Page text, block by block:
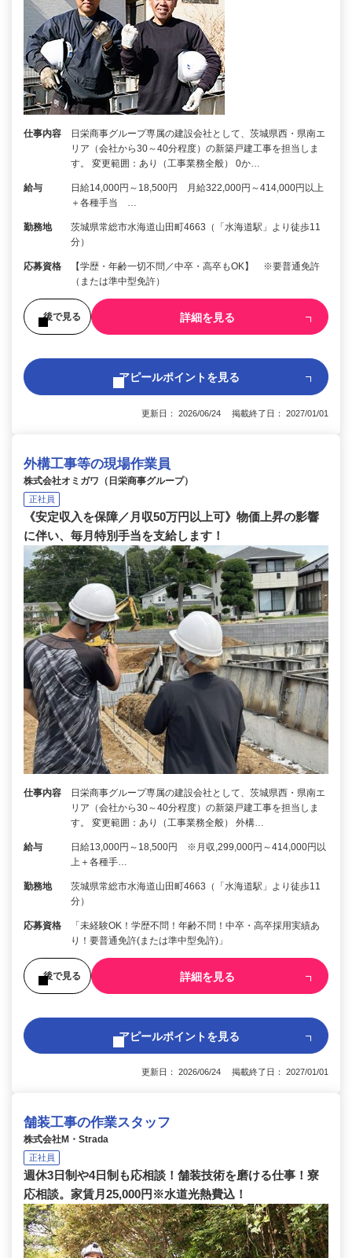
仕事内容
日栄商事グループ専属の建設会社として、茨城県西・県南エ
リア（会社から30～40分程度）の新築戸建工事を担当しま
す。 変更範囲：あり（工事業務全般） 0か…
給与
日給14,000円～18,500円 月給322,000円～414,000円以上
＋各種手当 …
勤務地
茨城県常総市水海道山田町4663（「水海道駅」より徒歩11
分）
応募資格
【学歴・年齢一切不問／中卒・高卒もOK】 ※要普通免許
（または準中型免許）
後で見る 詳細を見る
アピールポイントを見る
更新日： 2026/06/24 掲載終了日： 2027/01/01
外構工事等の現場作業員
株式会社オミガワ（日栄商事グループ）
正社員
《安定収入を保障／月収50万円以上可》物価上昇の影響
に伴い、毎月特別手当を支給します！
仕事内容
日栄商事グループ専属の建設会社として、茨城県西・県南エ
リア（会社から30～40分程度）の新築戸建工事を担当しま
す。 変更範囲：あり（工事業務全般） 外構…
給与
日給13,000円～18,500円 ※月収,299,000円～414,000円以
上＋各種手…
勤務地
茨城県常総市水海道山田町4663（「水海道駅」より徒歩11
分）
応募資格
「未経験OK！学歴不問！年齢不問！中卒・高卒採用実績あ
り！要普通免許(または準中型免許)」
後で見る 詳細を見る
アピールポイントを見る
更新日： 2026/06/24 掲載終了日： 2027/01/01
舗装工事の作業スタッフ
株式会社M・Strada
正社員
週休3日制や4日制も応相談！舗装技術を磨ける仕事！寮
応相談。家賃月25,000円※水道光熱費込！